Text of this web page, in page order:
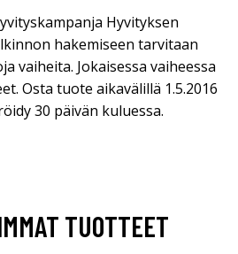
Hyvityksen
hakemiseen tarvitaan
vaiheita. Jokaisessa vaiheessa
Osta tuote aikavälillä 1.5.2016
30 päivän kuluessa.
TUOTTEET